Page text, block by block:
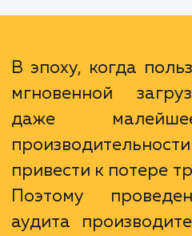
улучшить его
может помочь вам
хостинг, ускорив
нагрузку на сервер.
В эпоху, когда